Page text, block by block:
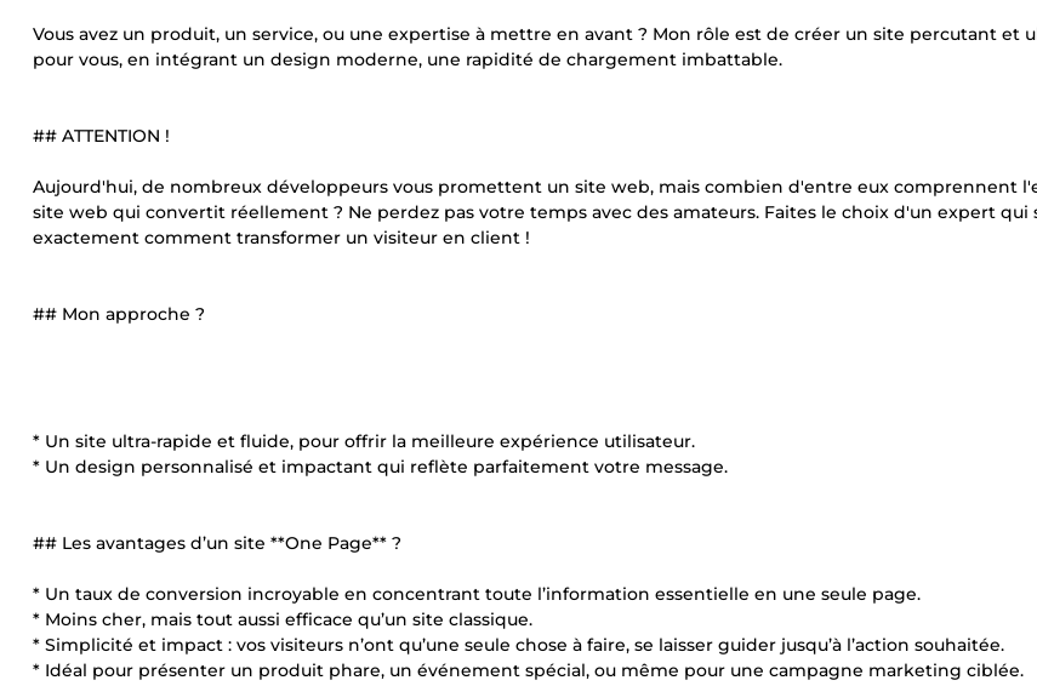
Vous avez un produit, un service, ou une expertise à mettre en avant ? Mon rôle est de créer un site percutant et
pour vous, en intégrant un design moderne, une rapidité de chargement imbattable.
## ATTENTION !
Aujourd'hui, de nombreux développeurs vous promettent un site web, mais combien d'entre eux comprennent
site web qui convertit réellement ? Ne perdez pas votre temps avec des amateurs. Faites le choix d'un expert qui
exactement comment transformer un visiteur en client !
## Mon approche ?
* Un site ultra-rapide et fluide, pour offrir la meilleure expérience utilisateur.
* Un design personnalisé et impactant qui reflète parfaitement votre message.
## Les avantages d’un site **One Page** ?
* Un taux de conversion incroyable en concentrant toute l’information essentielle en une seule page.
* Moins cher, mais tout aussi efficace qu’un site classique.
* Simplicité et impact : vos visiteurs n’ont qu’une seule chose à faire, se laisser guider jusqu’à l’action souhaitée.
* Idéal pour présenter un produit phare, un événement spécial, ou même pour une campagne marketing ciblée.